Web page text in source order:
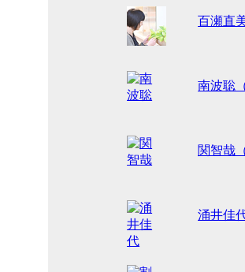
百瀬直
南波聡
関智哉
涌井佳